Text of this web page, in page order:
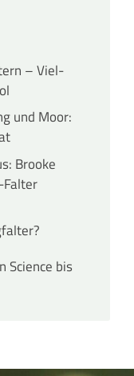
– Viel-
und Moor:
Brooke
Science bis